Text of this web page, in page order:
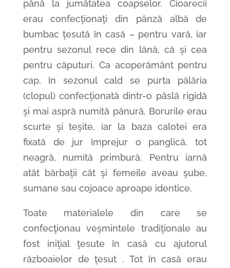
până la jumătatea coapselor. Cioarecii
erau confecţionaţi din pânză albă de
bumbac ţesută în casă – pentru vară, iar
pentru sezonul rece din lână, că şi cea
pentru căputuri. Ca acoperământ pentru
cap, în sezonul cald se purta pălăria
(clopul) confecţionată dintr-o pâslă rigidă
şi mai aspră numită pănură. Borurile erau
scurte şi teşite, iar la baza calotei era
fixată de jur împrejur o panglică, tot
neagră, numită primbură. Pentru iarnă
atât bărbaţii cât şi femeile aveau şube,
sumane sau cojoace aproape identice.
Toate materialele din care se
confecţionau veşmintele tradiţionale au
fost iniţial ţesute în casă cu ajutorul
războaielor de ţesut . Tot în casă erau